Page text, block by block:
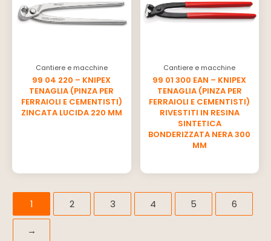
Cantiere e macchine
99 04 220 – KNIPEX
TENAGLIA (PINZA PER
FERRAIOLI E CEMENTISTI)
ZINCATA LUCIDA 220 MM
Cantiere e macchine
99 01 300 EAN – KNIPEX
TENAGLIA (PINZA PER
FERRAIOLI E CEMENTISTI)
RIVESTITI IN RESINA
SINTETICA
BONDERIZZATA NERA 300
MM
1 2 3 4 5 6
→